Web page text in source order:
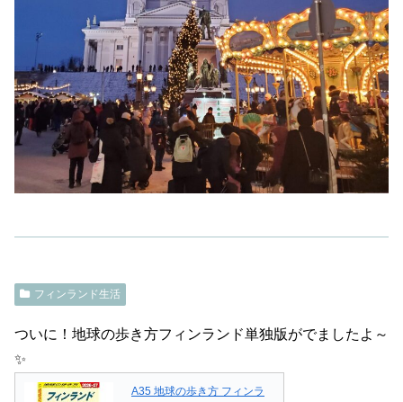
フィンランド生活
ついに！地球の歩き方フィンランド単独版がでましたよ～
✨
A35 地球の歩き方 フィンラ